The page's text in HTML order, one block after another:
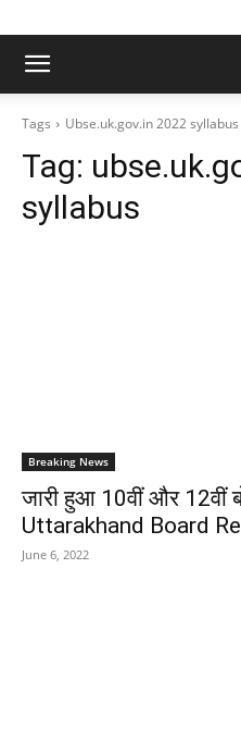
Tags Ubse.uk.gov.in 2022 syllabus
Tag:
syllabus
Breaking News
जारी हुआ 10वीं और 12वीं
Uttarakhand Board
June 6, 2022